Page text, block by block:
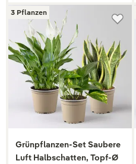
3 Pflanzen
Grünpflanzen-Set Saubere
Luft Halbschatten, Topf-Ø